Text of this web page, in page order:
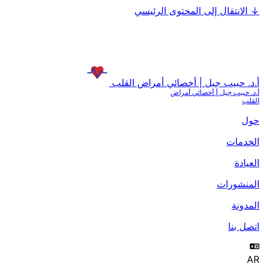
↓ الانتقال إلى المحتوى الرئيسي
أ.د. حبيب جيل | أخصائي أمراض القلب
أ.د. حبيب جيل | أخصائي أمراض
القلب
حول
الخدمات
العيادة
المنشورات
المدونة
اتصل بنا
AR